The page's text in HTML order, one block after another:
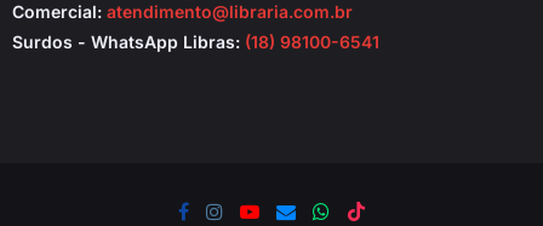
Comercial: atendimento@libraria.com.br
Surdos - WhatsApp Libras: (18) 98100-6541